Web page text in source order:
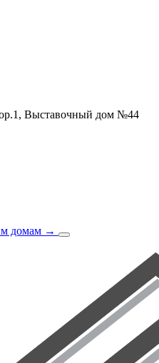
Выставочный дом №44
домам →